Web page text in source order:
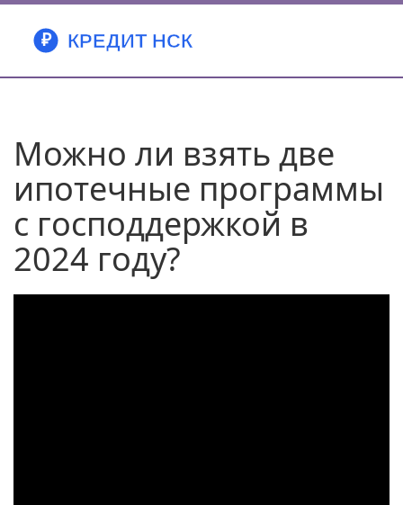
Можно ли взять две
ипотечные программы
с господдержкой в
2024 году?